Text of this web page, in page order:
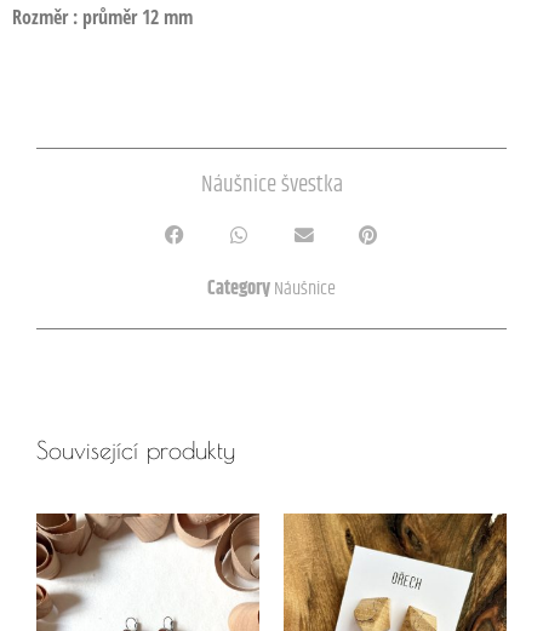
Rozměr : průměr 12 mm
Náušnice švestka
CategoryNáušnice
Související produkty